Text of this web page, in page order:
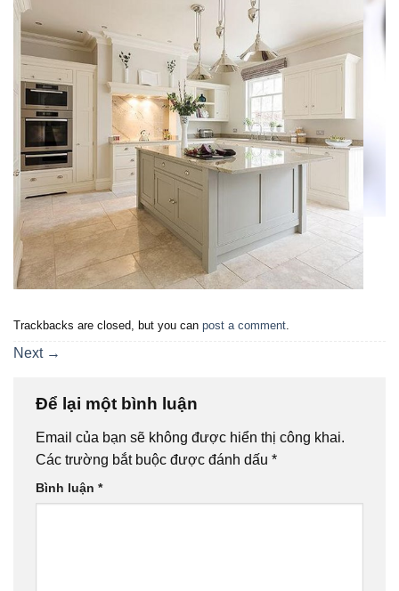
Trackbacks are closed, but you can post a comment
Next →
Để lại một bình luận
Email của bạn sẽ không được hiển thị công khai.
Các trường bắt buộc được đánh dấu *
Bình luận *